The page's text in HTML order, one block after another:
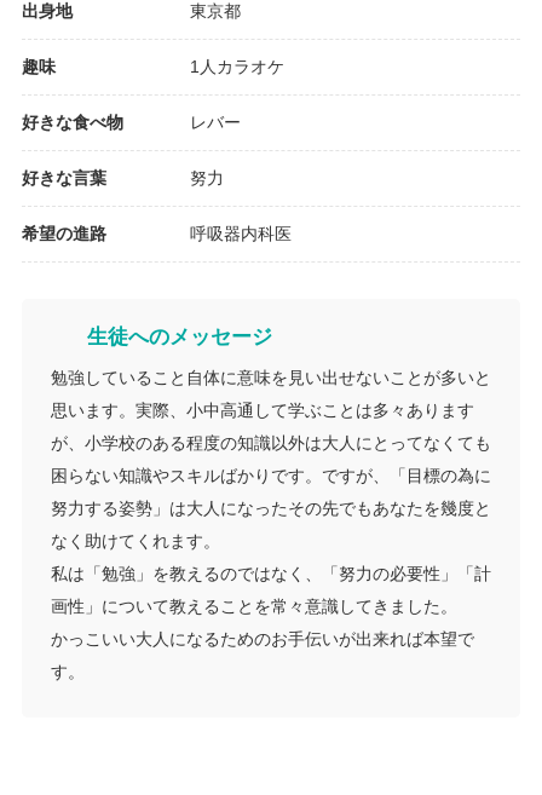
出身地 東京都
趣味 1人カラオケ
好きな食べ物 レバー
好きな言葉 努力
希望の進路 呼吸器内科医
生徒へのメッセージ
勉強していること自体に意味を見い出せないことが多いと
思います。実際、小中高通して学ぶことは多々あります
が、小学校のある程度の知識以外は大人にとってなくても
困らない知識やスキルばかりです。ですが、「目標の為に
努力する姿勢」は大人になったその先でもあなたを幾度と
なく助けてくれます。
私は「勉強」を教えるのではなく、「努力の必要性」「計
画性」について教えることを常々意識してきました。
かっこいい大人になるためのお手伝いが出来れば本望で
す。